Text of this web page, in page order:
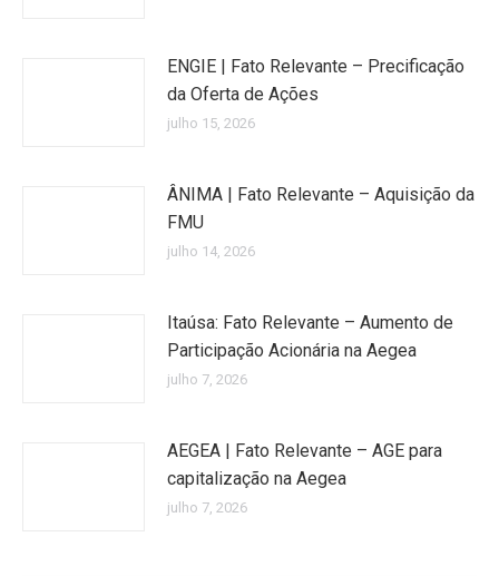
ENGIE | Fato Relevante – Precificação
da Oferta de Ações
julho 15, 2026
ÂNIMA | Fato Relevante – Aquisição da
FMU
julho 14, 2026
Itaúsa: Fato Relevante – Aumento de
Participação Acionária na Aegea
julho 7, 2026
AEGEA | Fato Relevante – AGE para
capitalização na Aegea
julho 7, 2026